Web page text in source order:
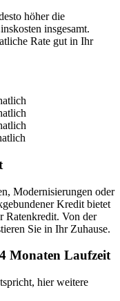
höher die
insgesamt.
Rate gut in Ihr
Modernisierungen oder
Kredit bietet
Ratenkredit. Von der
Sie in Ihr Zuhause.
Monaten Laufzeit
hier weitere